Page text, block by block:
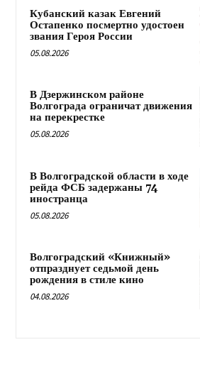
Кубанский казак Евгений
Остапенко посмертно удостоен
звания Героя России
05.08.2026
В Дзержинском районе
Волгограда ограничат движения
на перекрестке
05.08.2026
В Волгоградской области в ходе
рейда ФСБ задержаны 74
иностранца
05.08.2026
Волгоградский «Книжный»
отпразднует седьмой день
рождения в стиле кино
04.08.2026